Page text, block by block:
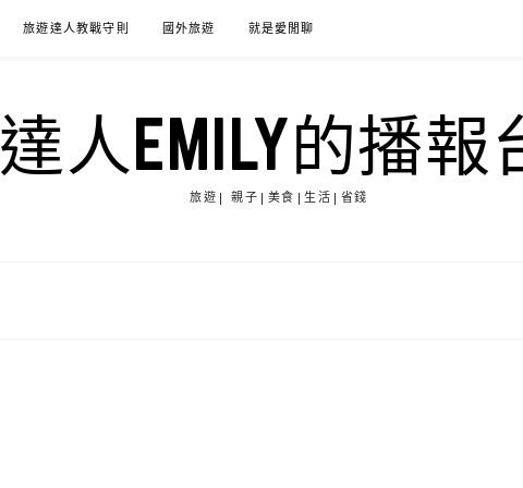
旅遊達人教戰守則 國外旅遊 就是愛閒聊
達人EMILY的播報
旅遊| 親子|美食|生活|省錢